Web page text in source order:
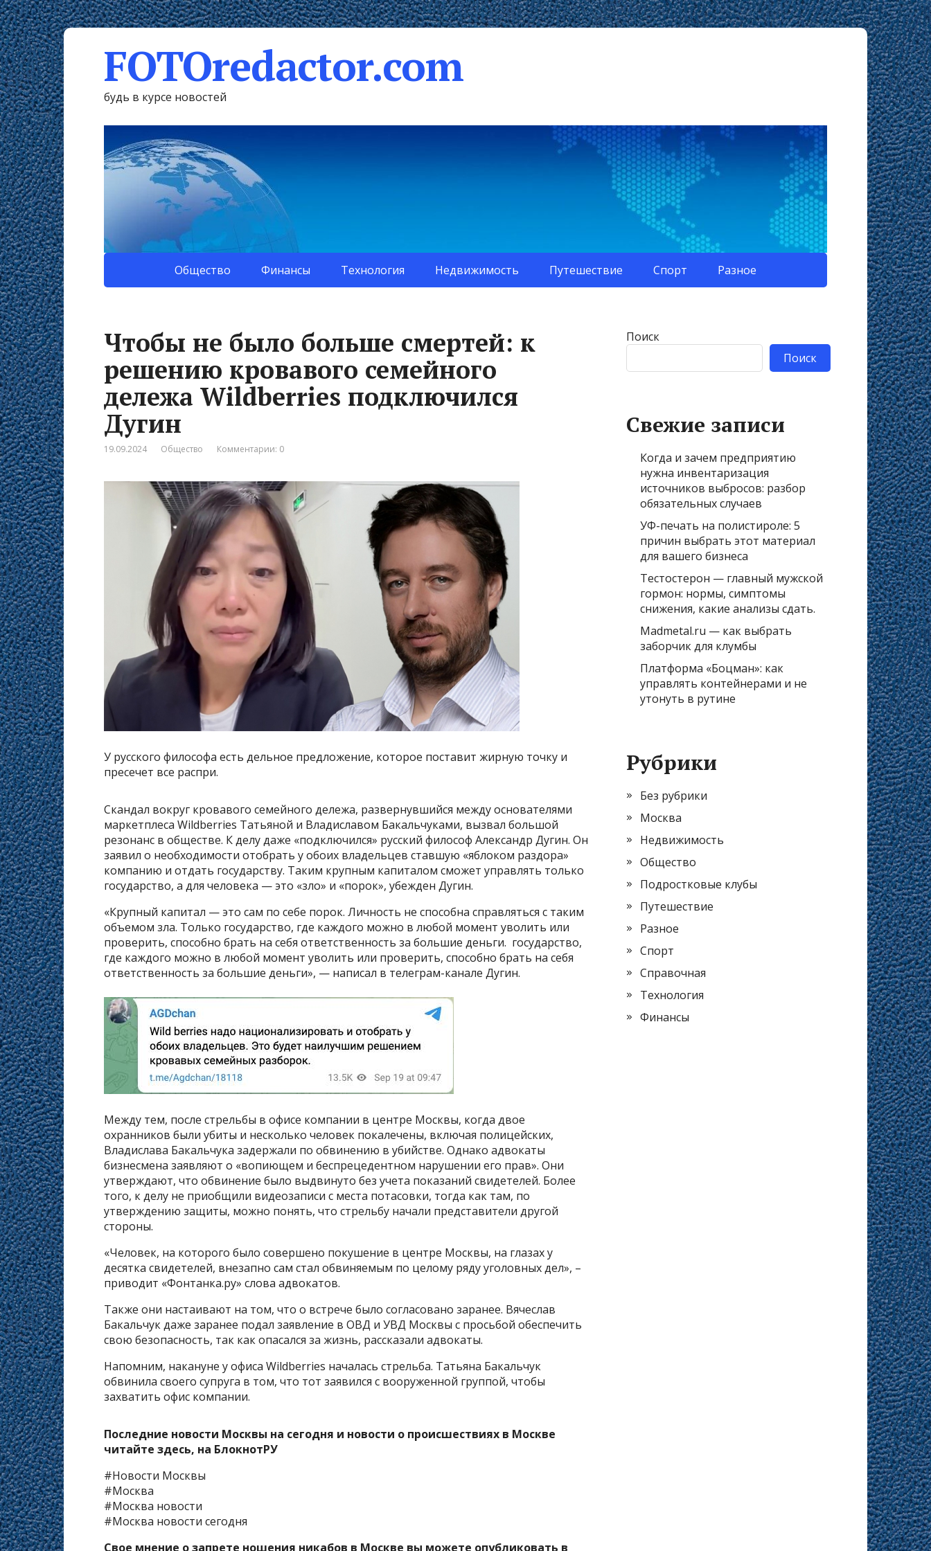
FOTOredactor.com
будь в курсе новостей
Общество Финансы Технология Недвижимость Путешествие Спорт Разное
Чтобы не было больше смертей: к
решению кровавого семейного
дележа Wildberries подключился
Дугин
19.09.2024 Общество Комментарии: 0
У русского философа есть дельное предложение, которое поставит жирную точку и
пресечет все распри.
Скандал вокруг кровавого семейного дележа, развернувшийся между основателями
маркетплеса Wildberries Татьяной и Владиславом Бакальчуками, вызвал большой
резонанс в обществе. К делу даже «подключился» русский философ Александр Дугин. Он
заявил о необходимости отобрать у обоих владельцев ставшую «яблоком раздора»
компанию и отдать государству. Таким крупным капиталом сможет управлять только
государство, а для человека — это «зло» и «порок», убежден Дугин.
«Крупный капитал — это сам по себе порок. Личность не способна справляться с таким
объемом зла. Только государство, где каждого можно в любой момент уволить или
проверить, способно брать на себя ответственность за большие деньги. государство,
где каждого можно в любой момент уволить или проверить, способно брать на себя
ответственность за большие деньги», — написал в телеграм-канале Дугин.
Между тем, после стрельбы в офисе компании в центре Москвы, когда двое
охранников были убиты и несколько человек покалечены, включая полицейских,
Владислава Бакальчука задержали по обвинению в убийстве. Однако адвокаты
бизнесмена заявляют о «вопиющем и беспрецедентном нарушении его прав». Они
утверждают, что обвинение было выдвинуто без учета показаний свидетелей. Более
того, к делу не приобщили видеозаписи с места потасовки, тогда как там, по
утверждению защиты, можно понять, что стрельбу начали представители другой
стороны.
«Человек, на которого было совершено покушение в центре Москвы, на глазах у
десятка свидетелей, внезапно сам стал обвиняемым по целому ряду уголовных дел», –
приводит «Фонтанка.ру» слова адвокатов.
Также они настаивают на том, что о встрече было согласовано заранее. Вячеслав
Бакальчук даже заранее подал заявление в ОВД и УВД Москвы с просьбой обеспечить
свою безопасность, так как опасался за жизнь, рассказали адвокаты.
Напомним, накануне у офиса Wildberries началась стрельба. Татьяна Бакальчук
обвинила своего супруга в том, что тот заявился с вооруженной группой, чтобы
захватить офис компании.
Последние новости Москвы на сегодня и новости о происшествиях в Москве
читайте здесь, на БлокнотРУ
#Новости Москвы
#Москва
#Москва новости
#Москва новости сегодня
Свое мнение о запрете ношения никабов в Москве вы можете опубликовать в
Поиск
Поиск
Свежие записи
Когда и зачем предприятию
нужна инвентаризация
источников выбросов: разбор
обязательных случаев
УФ-печать на полистироле: 5
причин выбрать этот материал
для вашего бизнеса
Тестостерон — главный мужской
гормон: нормы, симптомы
снижения, какие анализы сдать.
Madmetal.ru — как выбрать
заборчик для клумбы
Платформа «Боцман»: как
управлять контейнерами и не
утонуть в рутине
Рубрики
Без рубрики
Москва
Недвижимость
Общество
Подростковые клубы
Путешествие
Разное
Спорт
Справочная
Технология
Финансы